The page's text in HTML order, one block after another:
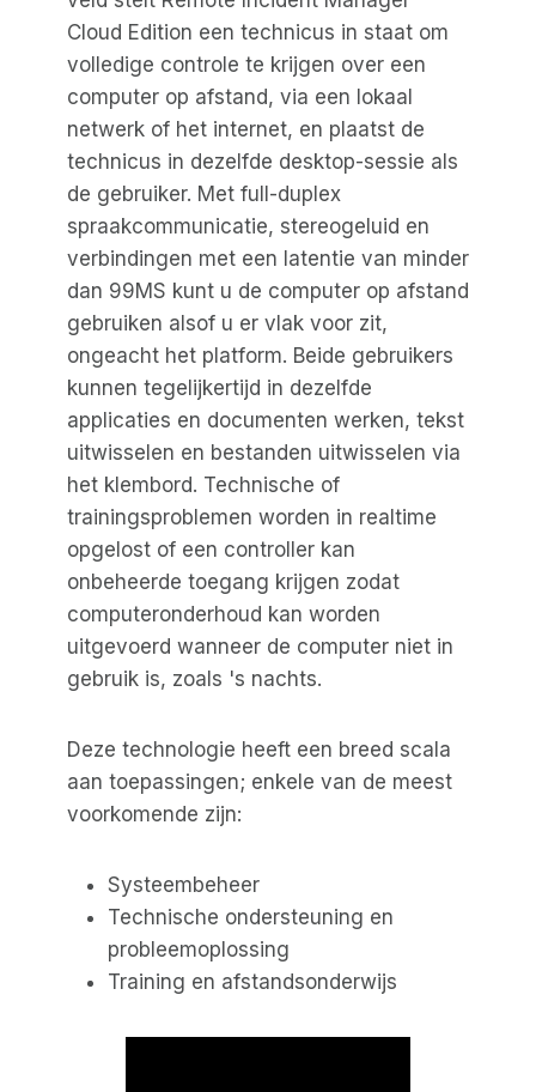
Cloud Edition een technicus in staat om
volledige controle te krijgen over een
computer op afstand, via een lokaal
netwerk of het internet, en plaatst de
technicus in dezelfde desktop-sessie als
de gebruiker. Met full-duplex
spraakcommunicatie, stereogeluid en
verbindingen met een latentie van minder
dan 99MS kunt u de computer op afstand
gebruiken alsof u er vlak voor zit,
ongeacht het platform. Beide gebruikers
kunnen tegelijkertijd in dezelfde
applicaties en documenten werken, tekst
uitwisselen en bestanden uitwisselen via
het klembord. Technische of
trainingsproblemen worden in realtime
opgelost of een controller kan
onbeheerde toegang krijgen zodat
computeronderhoud kan worden
uitgevoerd wanneer de computer niet in
gebruik is, zoals 's nachts.
Deze technologie heeft een breed scala
aan toepassingen; enkele van de meest
voorkomende zijn:
Systeembeheer
Technische ondersteuning en
probleemoplossing
Training en afstandsonderwijs